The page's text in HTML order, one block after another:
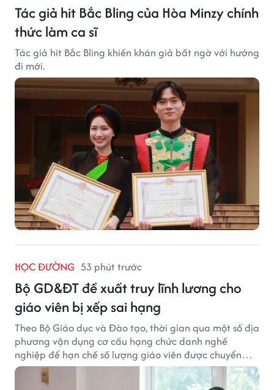
Tác giả hit Bắc Bling của Hòa Minzy chính
thức làm ca sĩ
Tác giả hit Bắc Bling khiến khán giả bất ngờ với hướng
đi mới.
HỌC ĐƯỜNG 53 phút trước
Bộ GD&ĐT đề xuất truy lĩnh lương cho
giáo viên bị xếp sai hạng
Theo Bộ Giáo dục và Đào tạo, thời gian qua một số địa
phương vận dụng cơ cấu hạng chức danh nghề
nghiệp để hạn chế số lượng giáo viên được chuyển
xếp từ hạng cũ sang hạng tương ứng theo quy định
mới, gây những bất cập.